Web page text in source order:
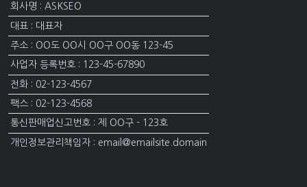
회사명 : ASKSEO
대표 : 대표자
주소 : OO도 OO시 OO구 OO동 123-45
사업자 등록번호 : 123-45-67890
전화 : 02-123-4567
팩스 : 02-123-4568
통신판매업신고번호 : 제 OO구 - 123호
개인정보관리책임자 : email@emailsite.domain